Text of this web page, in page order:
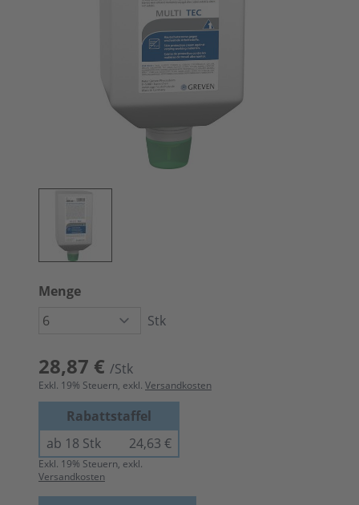
Menge
Stk
28,87 € /Stk
Exkl. 19% Steuern, exkl. Versandkosten
Rabattstaffel
ab 18 Stk
24,63 €
Exkl. 19% Steuern, exkl.
Versandkosten